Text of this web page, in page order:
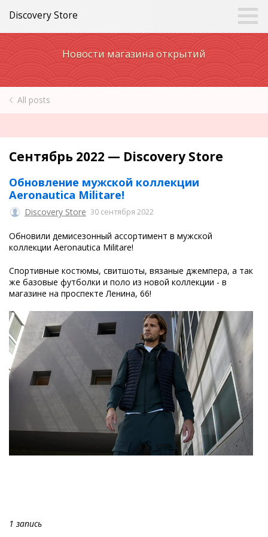
Discovery Store
Новости магазина открытий
All posts
Сентябрь 2022 — Discovery Store
Обновление мужской коллекции
Aeronautica Militare!
Discovery Store 30 сентября 2022
Обновили демисезонный ассортимент в мужской
коллекции Aeronautica Militare!
Спортивные костюмы, свитшоты, вязаные джемпера, а так
же базовые футболки и поло из новой коллекции - в
магазине на проспекте Ленина, 66!
1 запись